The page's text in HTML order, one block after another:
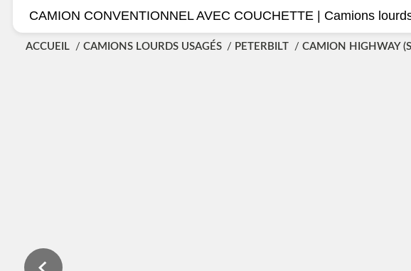
MOTEURS ET PIÈCES DE
PLATEFORME PROTECTEUR DE CABINE
CAMION CONVENTIONNEL AVEC COUCHETTE | Camions
ACCUEIL CAMIONS LOURDS USAGÉS PETERBILT CAMION HIGHWAY